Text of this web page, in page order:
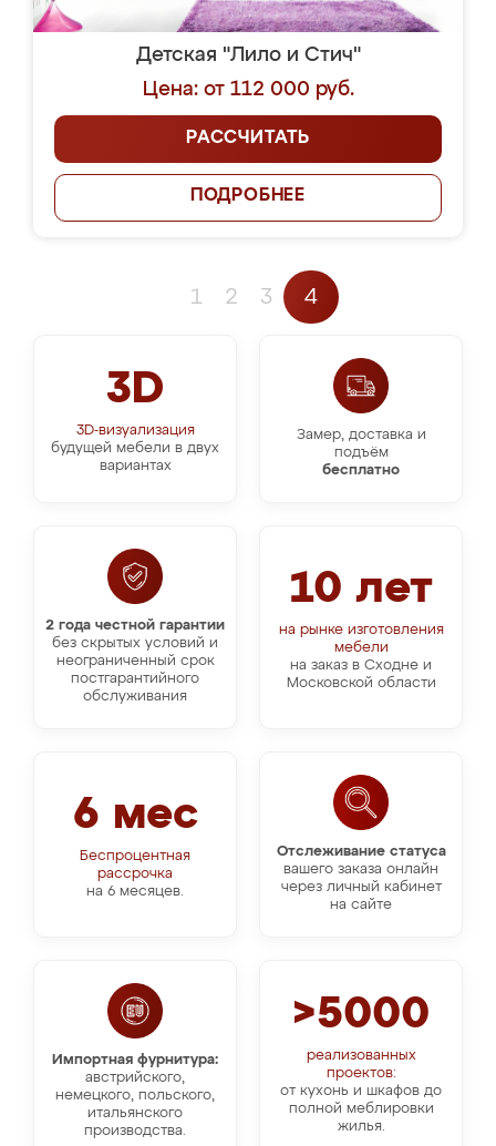
Детская "Лило и Стич"
Цена: от 112 000 руб.
РАССЧИТАТЬ
ПОДРОБНЕЕ
1 2 3 4
3D
3D-визуализация
будущей мебели в двух
вариантах
Замер, доставка и
подъём
бесплатно
10 лет
на рынке изготовления
мебели
на заказ в Сходне и
Московской области
2 года честной гарантии
без скрытых условий и
неограниченный срок
постгарантийного
обслуживания
Отслеживание статуса
вашего заказа онлайн
через личный кабинет
на сайте
6 мес
Беспроцентная
рассрочка
на 6 месяцев.
Импортная фурнитура:
австрийского,
немецкого, польского,
итальянского
производства.
>5000
реализованных
проектов:
от кухонь и шкафов до
полной меблировки
жилья.